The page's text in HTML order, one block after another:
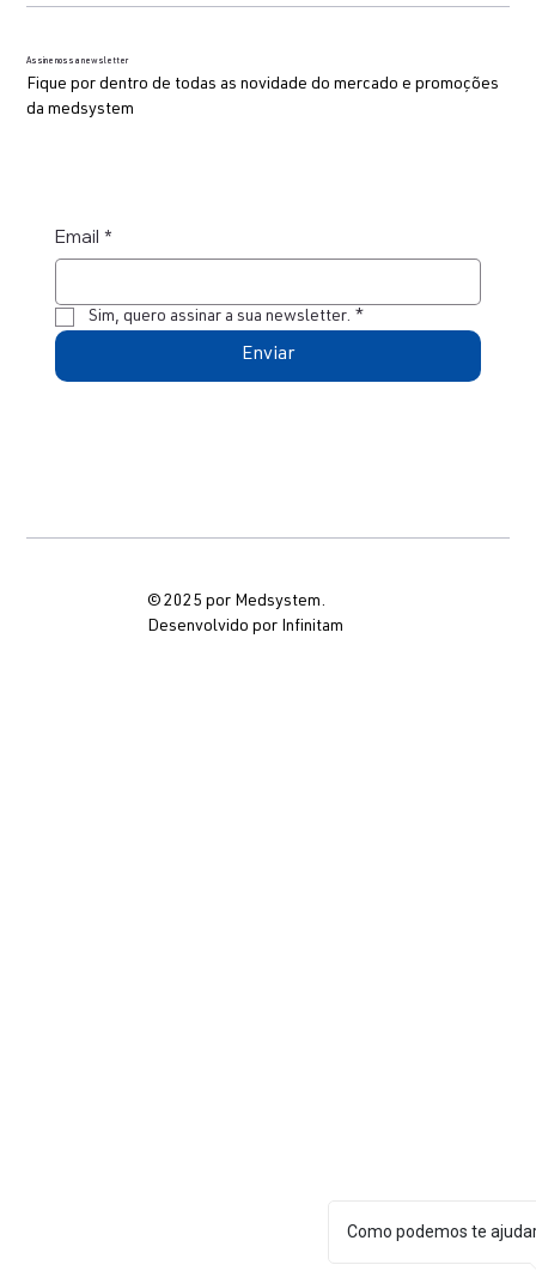
Assine nossa newsletter
Fique por dentro de todas as novidade do mercado e promoções
da medsystem
Email *
Sim, quero assinar a sua newsletter. *
Enviar
© 2025 por Medsystem.
Desenvolvido por Infinitam
Como podemos te